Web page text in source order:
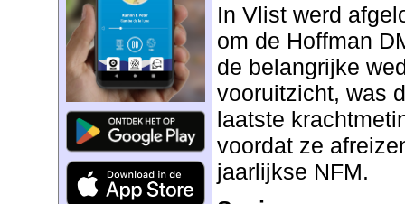
In Vlist werd
om de Hoffman
de belangrijke
vooruitzicht, was
laatste
voordat ze
jaarlijkse NFM.